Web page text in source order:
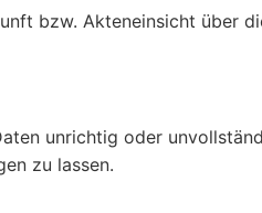
bzw. Akteneinsicht über
unrichtig oder
zu lassen.